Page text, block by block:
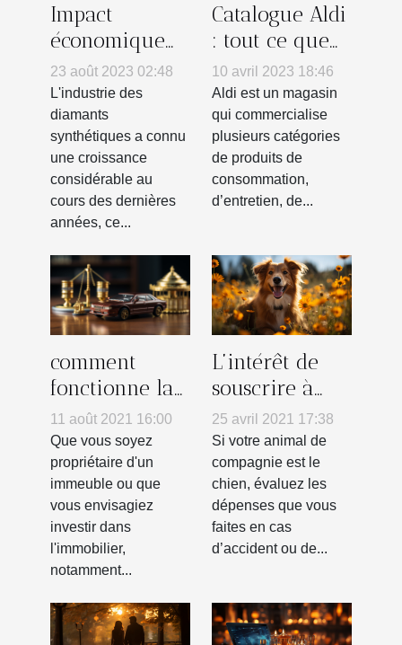
Impact
économique
des diamants
synthétiques
sur le marché
de la
bijouterie
23 août 2023 02:48
L'industrie des
diamants
synthétiques a connu
une croissance
considérable au
cours des dernières
années, ce...
Catalogue Aldi
: tout ce que
vous devez
savoir ?
10 avril 2023 18:46
Aldi est un magasin
qui commercialise
plusieurs catégories
de produits de
consommation,
d’entretien, de...
comment
fonctionne la
loi Pinel?
11 août 2021 16:00
Que vous soyez
propriétaire d'un
immeuble ou que
vous envisagiez
investir dans
l'immobilier,
notamment...
L’intérêt de
souscrire à
une assurance
pour son
chien
25 avril 2021 17:38
Si votre animal de
compagnie est le
chien, évaluez les
dépenses que vous
faites en cas
d’accident ou de...